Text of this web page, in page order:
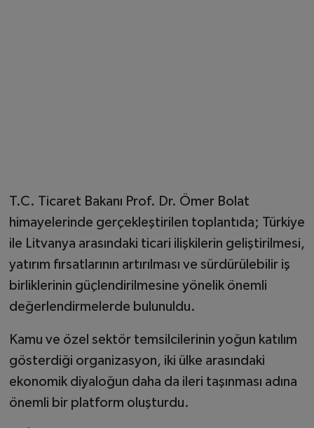
T.C. Ticaret Bakanı Prof. Dr. Ömer Bolat
himayelerinde gerçekleştirilen toplantıda; Türkiye
ile Litvanya arasındaki ticari ilişkilerin geliştirilmesi,
yatırım fırsatlarının artırılması ve sürdürülebilir iş
birliklerinin güçlendirilmesine yönelik önemli
değerlendirmelerde bulunuldu.
Kamu ve özel sektör temsilcilerinin yoğun katılım
gösterdiği organizasyon, iki ülke arasındaki
ekonomik diyaloğun daha da ileri taşınması adına
önemli bir platform oluşturdu.